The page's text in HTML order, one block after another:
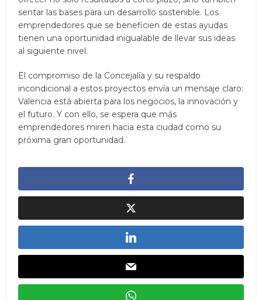
sentar las bases para un desarrollo sostenible. Los
emprendedores que se beneficien de estas ayudas
tienen una oportunidad inigualable de llevar sus ideas
al siguiente nivel.
El compromiso de la Concejalía y su respaldo
incondicional a estos proyectos envía un mensaje claro:
Valencia está abierta para los negocios, la innovación y
el futuro. Y con ello, se espera que más
emprendedores miren hacia esta ciudad como su
próxima gran oportunidad.